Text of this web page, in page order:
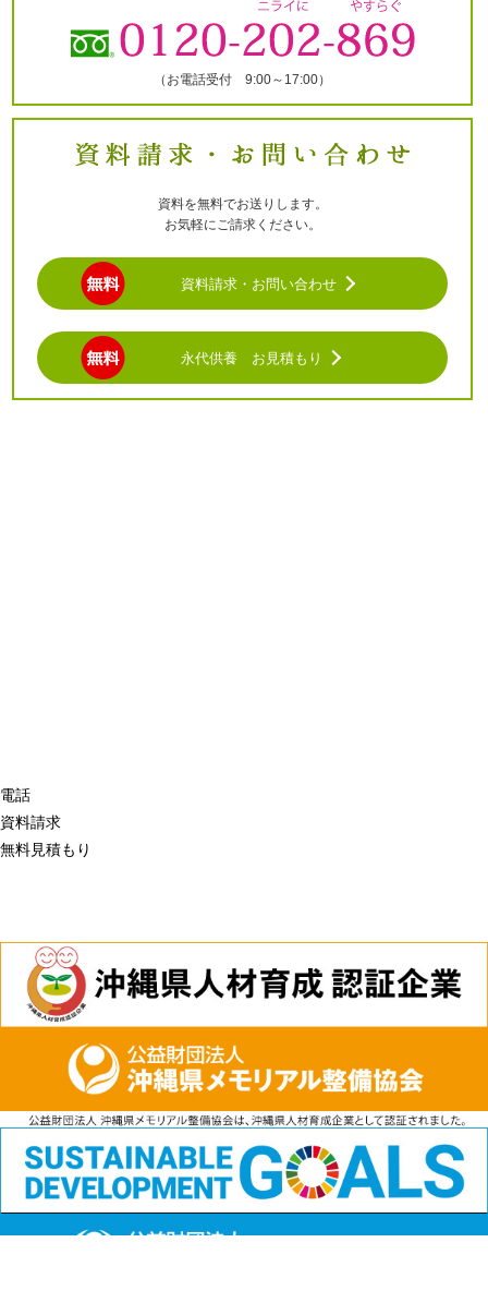
書面をFAXにて受付・回答するものとします。
但し、ご本人もしくは代理人であることを確認できる書
面が別途必要です。これは不正な開示請求等を防ぐため
の処置です。また、お客様側の手続きに関わる費用（着
払いやコレクトコールなどの費用がかかるもの）につい
了承の上、ご利用をいただくものとします。
郵送などに必要な費用について 事務処理の都合上、証
明書などの取得費用や郵送料金が必要な場合は、
先に入金を確認した時点で、速やかに事務処理、郵送処
理をいたします。
【３】個人情報に関する安全管理上の改定処置について
（お電話受付 9:00～17:00）
資料を無料でお送りします。
お気軽にご請求ください。
資料請求・お問い合わせ
永代供養 お見積もり
電話
資料請求
無料見積もり